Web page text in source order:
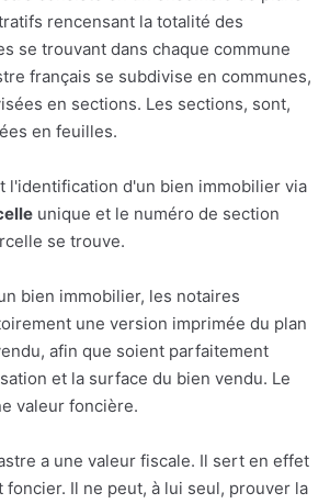
rencensant la totalité des
se trouvant dans chaque commune
français se subdivise en communes,
en sections. Les sections, sont,
en feuilles.
l'identification d'un bien immobilier via
unique et le numéro de section
se trouve.
bien immobilier, les notaires
une version imprimée du plan
afin que soient parfaitement
et la surface du bien vendu. Le
valeur foncière.
a une valeur fiscale. Il sert en effet
foncier. Il ne peut, à lui seul, prouver la